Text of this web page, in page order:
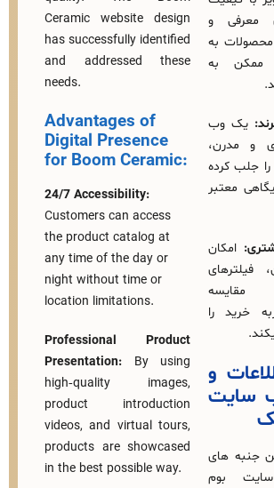
Ceramic website design
has successfully identified
and addressed these
Advantages of
Digital Presence
for Boom Ceramic:
24/7 Accessibility:
Customers can access
the product catalog at
any time of the day or
night without time or
location limitations.
Professional Product
Presentation:
By using
high‑quality images,
product introduction
videos, and virtual tours,
products are showcased
in the best possible way.